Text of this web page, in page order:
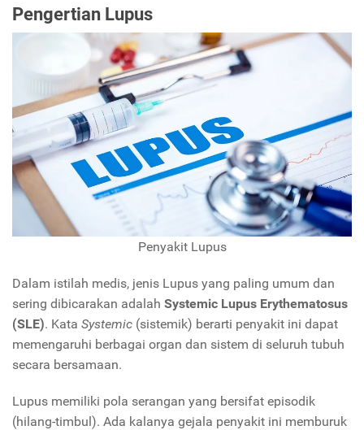
Pengertian Lupus
Penyakit Lupus
Dalam istilah medis, jenis Lupus yang paling umum dan
sering dibicarakan adalah Systemic Lupus Erythematosus
(SLE). Kata Systemic (sistemik) berarti penyakit ini dapat
memengaruhi berbagai organ dan sistem di seluruh tubuh
secara bersamaan.
Lupus memiliki pola serangan yang bersifat episodik
(hilang-timbul). Ada kalanya gejala penyakit ini memburuk